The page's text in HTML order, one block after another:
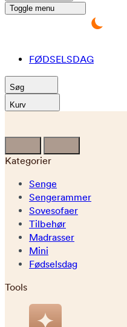
Toggle menu
FØDSELSDAG
Søg
Kurv
Kategorier
Senge
Sengerammer
Sovesofaer
Tilbehør
Madrasser
Mini
Fødselsdag
Tools